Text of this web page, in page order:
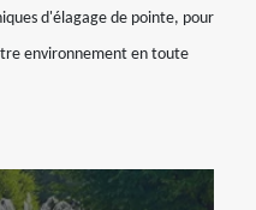
d'élagage de pointe, pour
environnement en toute